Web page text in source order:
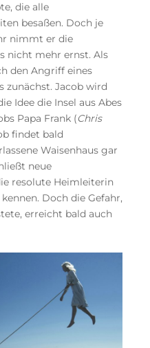
die alle
besaßen. Doch je
nimmt er die
nicht mehr ernst. Als
den Angriff eines
zunächst. Jacob wird
Idee die Insel aus Abes
Papa Frank (Chris
findet bald
Waisenhaus gar
neue
resolute Heimleiterin
kennen. Doch die Gefahr,
erreicht bald auch